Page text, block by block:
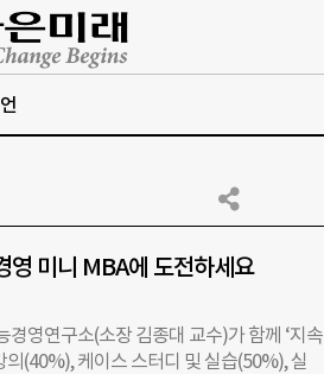
영 미니 MBA에 도전하세요
영연구소(소장 김종대 교수)가 함께 ‘지속
(40%), 케이스 스터디 및 실습(50%), 실